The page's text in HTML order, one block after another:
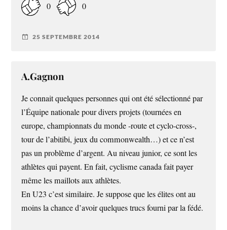
0 0
25 SEPTEMBRE 2014
A.Gagnon
Je connait quelques personnes qui ont été sélectionné par
l’Équipe nationale pour divers projets (tournées en
europe, championnats du monde -route et cyclo-cross-,
tour de l’abitibi, jeux du commonwealth…) et ce n’est
pas un problème d’argent. Au niveau junior, ce sont les
athlètes qui payent. En fait, cyclisme canada fait payer
même les maillots aux athlètes.
En U23 c’est similaire. Je suppose que les élites ont au
moins la chance d’avoir quelques trucs fourni par la fédé.